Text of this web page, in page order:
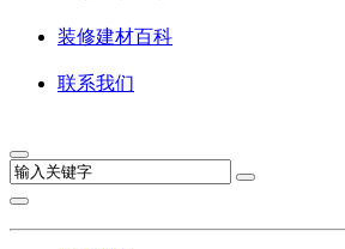
装修建材百科
联系我们